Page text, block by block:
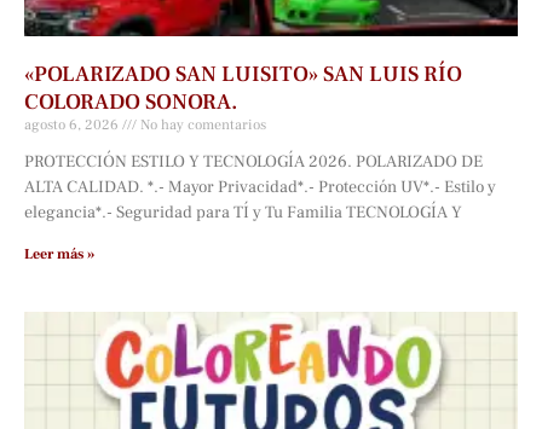
«POLARIZADO SAN LUISITO» SAN LUIS RÍO
COLORADO SONORA.
agosto 6, 2026 No hay comentarios
PROTECCIÓN ESTILO Y TECNOLOGÍA 2026. POLARIZADO DE
ALTA CALIDAD. *.- Mayor Privacidad*.- Protección UV*.- Estilo y
elegancia*.- Seguridad para TÍ y Tu Familia TECNOLOGÍA Y
Leer más »